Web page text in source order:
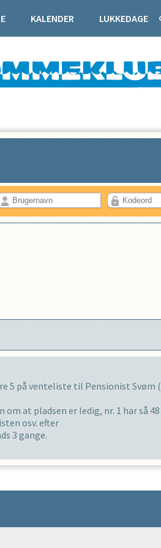
KALENDER LUKKEDAGE
5 på venteliste til Pensionist Svøm (
at pladsen er ledig, nr. 1 har så 48
osv. efter
3 gange.